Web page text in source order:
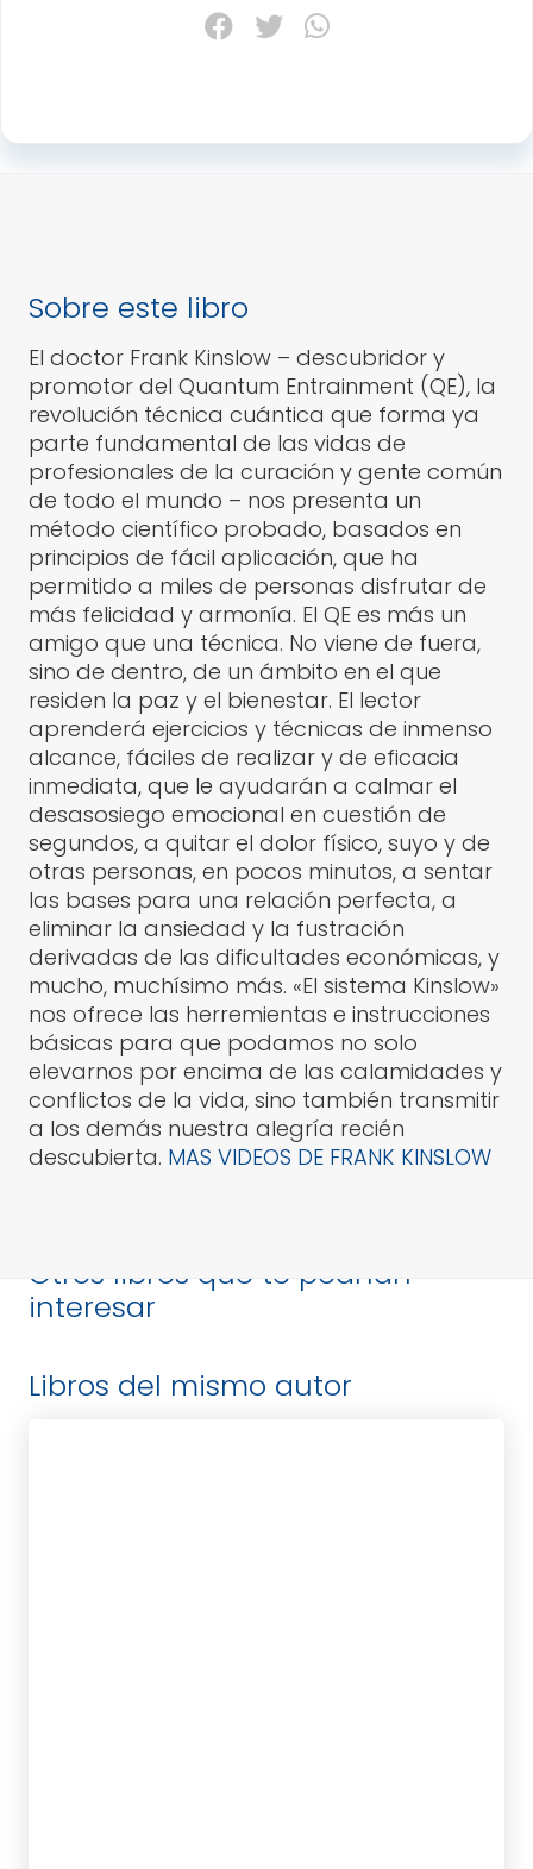
Sobre este libro
El doctor Frank Kinslow – descubridor y
promotor del Quantum Entrainment (QE), la
revolución técnica cuántica que forma ya
parte fundamental de las vidas de
profesionales de la curación y gente común
de todo el mundo – nos presenta un
método científico probado, basados en
principios de fácil aplicación, que ha
permitido a miles de personas disfrutar de
más felicidad y armonía. El QE es más un
amigo que una técnica. No viene de fuera,
sino de dentro, de un ámbito en el que
residen la paz y el bienestar. El lector
aprenderá ejercicios y técnicas de inmenso
alcance, fáciles de realizar y de eficacia
inmediata, que le ayudarán a calmar el
desasosiego emocional en cuestión de
segundos, a quitar el dolor físico, suyo y de
otras personas, en pocos minutos, a sentar
las bases para una relación perfecta, a
eliminar la ansiedad y la fustración
derivadas de las dificultades económicas, y
mucho, muchísimo más. «El sistema Kinslow»
nos ofrece las herremientas e instrucciones
básicas para que podamos no solo
elevarnos por encima de las calamidades y
conflictos de la vida, sino también transmitir
a los demás nuestra alegría recién
descubierta. MAS VIDEOS DE FRANK KINSLOW
Otros libros que te podrían
interesar
Libros del mismo autor